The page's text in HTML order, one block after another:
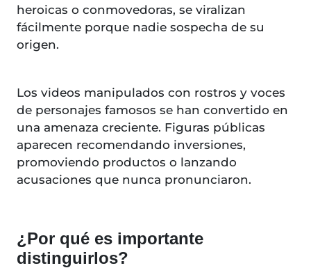
heroicas o conmovedoras, se viralizan
fácilmente porque nadie sospecha de su
origen.
Los videos manipulados con rostros y voces
de personajes famosos se han convertido en
una amenaza creciente. Figuras públicas
aparecen recomendando inversiones,
promoviendo productos o lanzando
acusaciones que nunca pronunciaron.
¿Por qué es importante
distinguirlos?